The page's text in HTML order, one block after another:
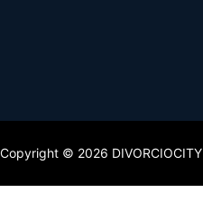
Copyright © 2026 DIVORCIOCITY